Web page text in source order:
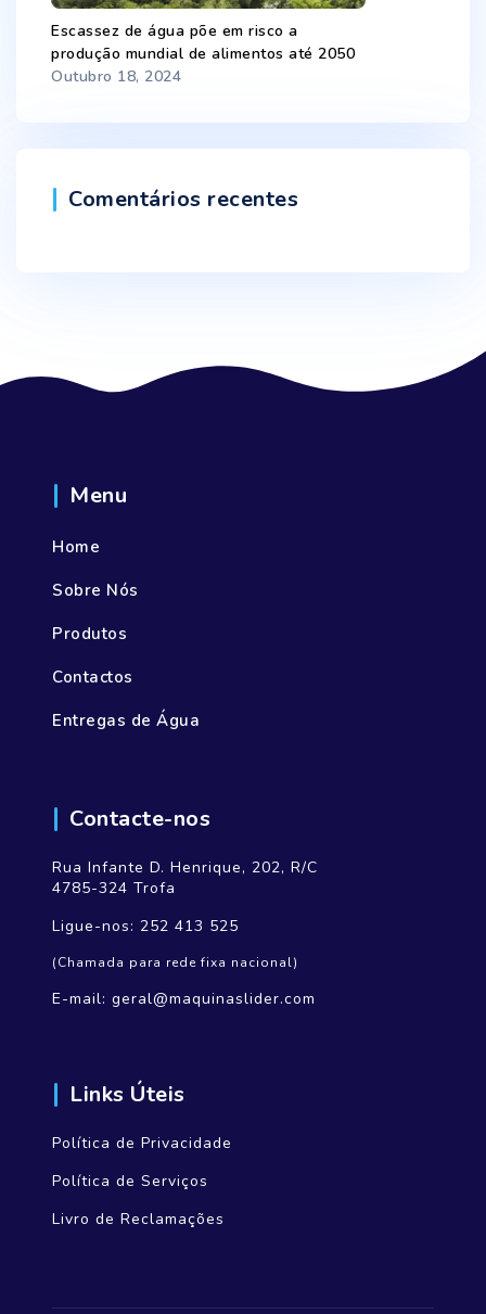
Escassez de água põe em risco a
produção mundial de alimentos até 2050
Outubro 18, 2024
Comentários recentes
Menu
Home
Sobre Nós
Produtos
Contactos
Entregas de Água
Contacte-nos
Rua Infante D. Henrique, 202, R/C
4785-324 Trofa
Ligue-nos: 252 413 525
(Chamada para rede fixa nacional)
E-mail: geral@maquinaslider.com
Links Úteis
Política de Privacidade
Política de Serviços
Livro de Reclamações